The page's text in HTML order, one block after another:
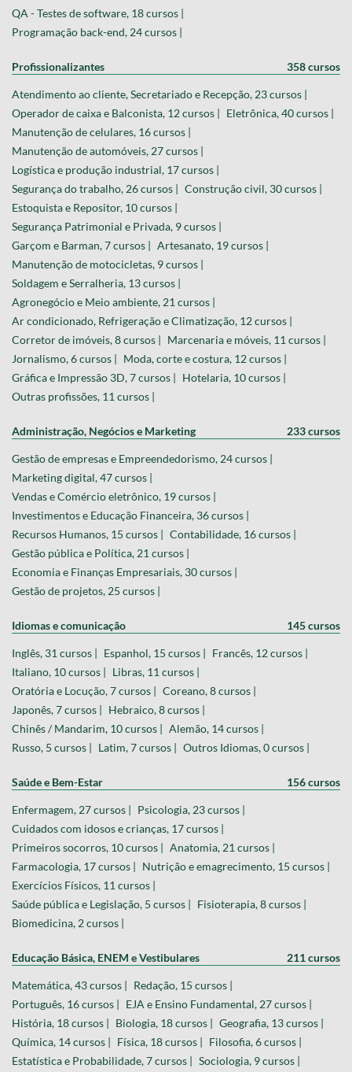
QA - Testes de software, 18 cursos |
Programação back-end, 24 cursos |
Profissionalizantes 358 cursos
Atendimento ao cliente, Secretariado e Recepção, 23 cursos |
Operador de caixa e Balconista, 12 cursos |
Eletrônica, 40 cursos |
Manutenção de celulares, 16 cursos |
Manutenção de automóveis, 27 cursos |
Logística e produção industrial, 17 cursos |
Segurança do trabalho, 26 cursos |
Construção civil, 30 cursos |
Estoquista e Repositor, 10 cursos |
Segurança Patrimonial e Privada, 9 cursos |
Garçom e Barman, 7 cursos |
Artesanato, 19 cursos |
Manutenção de motocicletas, 9 cursos |
Soldagem e Serralheria, 13 cursos |
Agronegócio e Meio ambiente, 21 cursos |
Ar condicionado, Refrigeração e Climatização, 12 cursos |
Corretor de imóveis, 8 cursos |
Marcenaria e móveis, 11 cursos |
Jornalismo, 6 cursos |
Moda, corte e costura, 12 cursos |
Gráfica e Impressão 3D, 7 cursos |
Hotelaria, 10 cursos |
Outras profissões, 11 cursos |
Administração, Negócios e Marketing 233 cursos
Gestão de empresas e Empreendedorismo, 24 cursos |
Marketing digital, 47 cursos |
Vendas e Comércio eletrônico, 19 cursos |
Investimentos e Educação Financeira, 36 cursos |
Recursos Humanos, 15 cursos |
Contabilidade, 16 cursos |
Gestão pública e Política, 21 cursos |
Economia e Finanças Empresariais, 30 cursos |
Gestão de projetos, 25 cursos |
Idiomas e comunicação 145 cursos
Inglês, 31 cursos | Espanhol, 15 cursos |
Francês, 12 cursos |
Italiano, 10 cursos |
Libras, 11 cursos |
Oratória e Locução, 7 cursos |
Coreano, 8 cursos |
Japonês, 7 cursos |
Hebraico, 8 cursos |
Chinês / Mandarim, 10 cursos |
Alemão, 14 cursos |
Russo, 5 cursos |
Latim, 7 cursos | Outros Idiomas, 0 cursos |
Saúde e Bem-Estar 156 cursos
Enfermagem, 27 cursos |
Psicologia, 23 cursos |
Cuidados com idosos e crianças, 17 cursos |
Primeiros socorros, 10 cursos |
Anatomia, 21 cursos |
Farmacologia, 17 cursos |
Nutrição e emagrecimento, 15 cursos |
Exercícios Físicos, 11 cursos |
Saúde pública e Legislação, 5 cursos |
Fisioterapia, 8 cursos |
Biomedicina, 2 cursos |
Educação Básica, ENEM e Vestibulares 211 cursos
Matemática, 43 cursos |
Redação, 15 cursos |
Português, 16 cursos |
EJA e Ensino Fundamental, 27 cursos |
História, 18 cursos |
Biologia, 18 cursos |
Geografia, 13 cursos |
Química, 14 cursos |
Física, 18 cursos |
Filosofia, 6 cursos |
Estatística e Probabilidade, 7 cursos |
Sociologia, 9 cursos |